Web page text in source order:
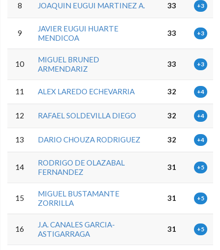
8 JOAQUIN EUGUI MARTINEZ A. 33 +3
9
JAVIER EUGUI HUARTE
MENDICOA
33 +3
10
MIGUEL BRUNED
ARMENDARIZ
33 +3
11 ALEX LAREDO ECHEVARRIA 32 +4
12 RAFAEL SOLDEVILLA DIEGO 32 +4
13 DARIO CHOUZA RODRIGUEZ 32 +4
14
RODRIGO DE OLAZABAL
FERNANDEZ
31 +5
15
MIGUEL BUSTAMANTE
ZORRILLA
31 +5
16
J.A. CANALES GARCIA-
ASTIGARRAGA
31 +5